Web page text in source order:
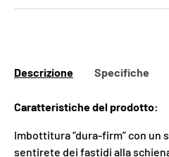
Descrizione Specifiche
Caratteristiche del prodotto:
Imbottitura “dura-firm” con un
sentirete dei fastidi alla